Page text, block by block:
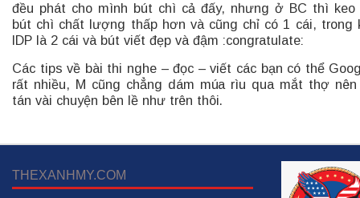
đều phát cho mình bút chì cả đấy, nhưng ở BC thì keo
bút chì chất lượng thấp hơn và cũng chỉ có 1 cái, trong
IDP là 2 cái và bút viết đẹp và đậm :congratulate:
Các tips về bài thi nghe – đọc – viết các bạn có thể
rất nhiều, M cũng chẳng dám múa rìu qua mắt thợ nên
tán vài chuyện bên lề như trên thôi.
THEXANHMY.COM